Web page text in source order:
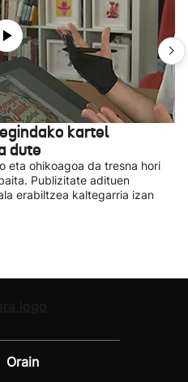
kartel
dute
eta ohikoagoa da tresna hori
Publizitate adituen
erabiltzea kaltegarria izan
Orain